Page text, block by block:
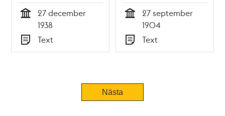
27 december
1938
Typ
Text
27 september
1904
Typ
Text
TidigareNästa